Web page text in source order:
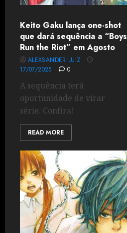
Keito Gaku lança one-shot
que dará sequência a “Boys
Run the Riot” em Agosto
ALEXSANDER LUIZ
17/07/2025
0
A sequência terá
oportunidade de virar
série. Confira!
READ MORE